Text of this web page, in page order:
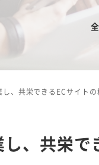
、共栄できるECサイト
、共栄